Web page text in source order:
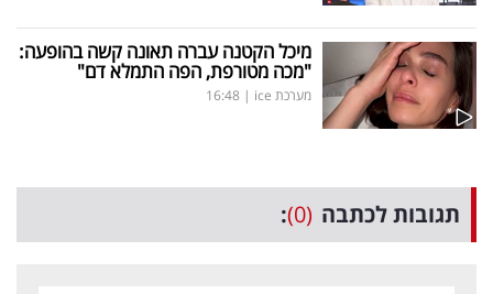
מיכל הקטנה עברה תאונה קשה בהופעה:
"מכה מטורפת, הפה התמלא דם"
מערכת ice |
16:48
תגובות לכתבה (0)
: